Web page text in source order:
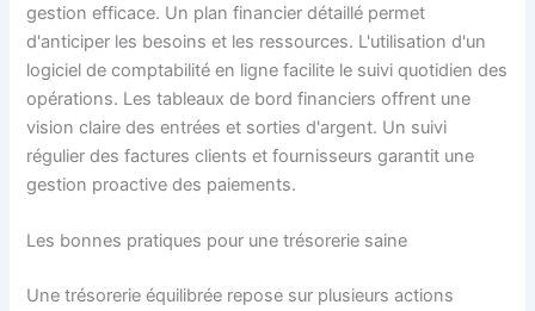
gestion efficace. Un plan financier détaillé permet
d'anticiper les besoins et les ressources. L'utilisation d'un
logiciel de comptabilité en ligne facilite le suivi quotidien des
opérations. Les tableaux de bord financiers offrent une
vision claire des entrées et sorties d'argent. Un suivi
régulier des factures clients et fournisseurs garantit une
gestion proactive des paiements.
Les bonnes pratiques pour une trésorerie saine
Une trésorerie équilibrée repose sur plusieurs actions